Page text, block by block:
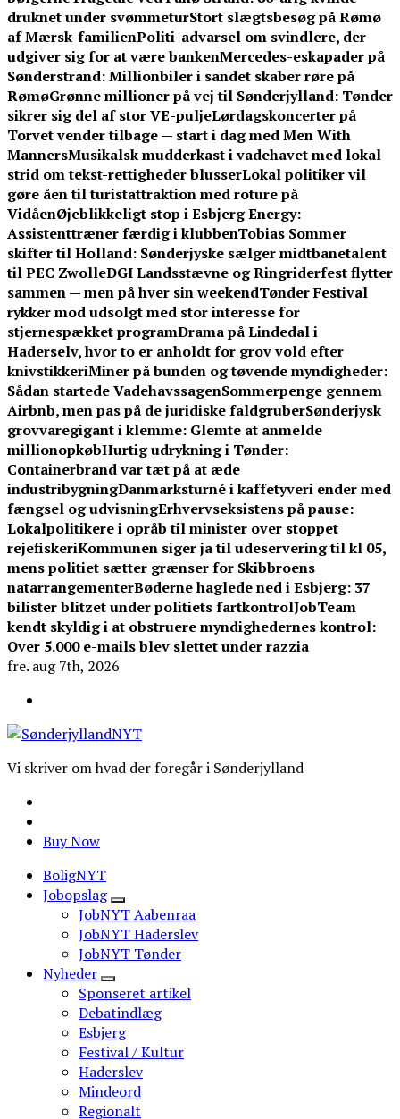
druknet under svømmeturStort slægtsbesøg på Rømø
af Mærsk-familienPoliti-advarsel om svindlere, der
udgiver sig for at være bankenMercedes-eskapader på
Sønderstrand: Millionbiler i sandet skaber røre på
RømøGrønne millioner på vej til Sønderjylland: Tønder
sikrer sig del af stor VE-puljeLørdagskoncerter på
Torvet vender tilbage — start i dag med Men With
MannersMusikalsk mudderkast i vadehavet med lokal
strid om tekst-rettigheder blusserLokal politiker vil
gøre åen til turistattraktion med roture på
VidåenØjeblikkeligt stop i Esbjerg Energy:
Assistenttræner færdig i klubbenTobias Sommer
skifter til Holland: Sønderjyske sælger midtbanetalent
til PEC ZwolleDGI Landsstævne og Ringriderfest flytter
sammen — men på hver sin weekendTønder Festival
rykker mod udsolgt med stor interesse for
stjernespækket programDrama på Lindedal i
Haderselv, hvor to er anholdt for grov vold efter
knivstikkeriMiner på bunden og tøvende myndigheder:
Sådan startede VadehavssagenSommerpenge gennem
Airbnb, men pas på de juridiske faldgruberSønderjysk
grovvaregigant i klemme: Glemte at anmelde
millionopkøbHurtig udrykning i Tønder:
Containerbrand var tæt på at æde
industribygningDanmarksturné i kaffetyveri ender med
fængsel og udvisningErhvervseksistens på pause:
Lokalpolitikere i opråb til minister over stoppet
rejefiskeriKommunen siger ja til udeservering til kl 05,
mens politiet sætter grænser for Skibbroens
natarrangementerBøderne haglede ned i Esbjerg: 37
bilister blitzet under politiets fartkontrolJobTeam
kendt skyldig i at obstruere myndighedernes kontrol:
Over 5.000 e-mails blev slettet under razzia
fre. aug 7th, 2026
Vi skriver om hvad der foregår i Sønderjylland
Buy Now
BoligNYT
Jobopslag
JobNYT Aabenraa
JobNYT Haderslev
JobNYT Tønder
Nyheder
Sponseret artikel
Debatindlæg
Esbjerg
Festival / Kultur
Haderslev
Mindeord
Regionalt